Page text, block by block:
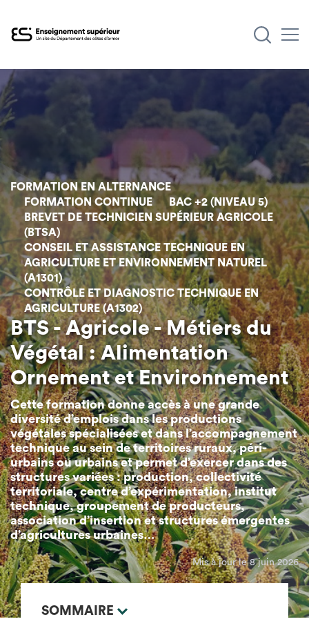
Aller
au
contenu
principal
FORMATION EN ALTERNANCE
FORMATION CONTINUE
BAC +2 (NIVEAU 5)
BREVET DE TECHNICIEN SUPÉRIEUR AGRICOLE
(BTSA)
CONSEIL ET ASSISTANCE TECHNIQUE EN
AGRICULTURE ET ENVIRONNEMENT NATUREL
(A1301)
CONTRÔLE ET DIAGNOSTIC TECHNIQUE EN
AGRICULTURE (A1302)
BTS - Agricole - Métiers du
Végétal : Alimentation
Ornement et Environnement
Cette formation donne accès à une grande
diversité d’emplois dans les productions
végétales spécialisées et dans l’accompagnement
technique au sein de territoires ruraux, péri-
urbains ou urbains et permet d’exercer dans des
structures variées : production, collectivité
territoriale, centre d’expérimentation, institut
technique, groupement de producteurs,
association d’insertion et structures émergentes
d’agricultures urbaines…
Mis à jour le 8 juin 2026
SOMMAIRE